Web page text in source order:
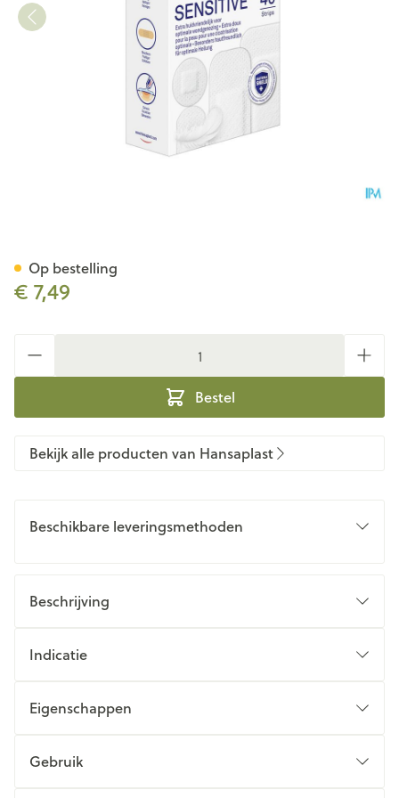
€ 7,49
Bestel
Op bestelling
Bekijk alle producten van Hansaplast
Beschikbare leveringsmethoden
Beschrijving
Indicatie
Eigenschappen
Gebruik